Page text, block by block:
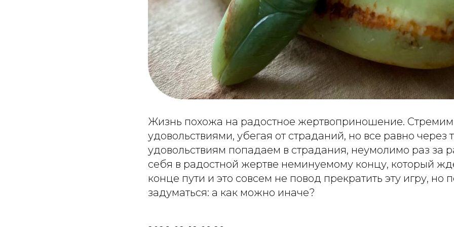
Жизнь похожа на радостное жертвоприношение.
удовольствиями, убегая от страданий, но все равно через
удовольствиям попадаем в страдания, неумолимо раз за
себя в радостной жертве неминуемому концу, который
конце пути и это совсем не повод прекратить эту игру, но
задуматься: а как можно иначе?